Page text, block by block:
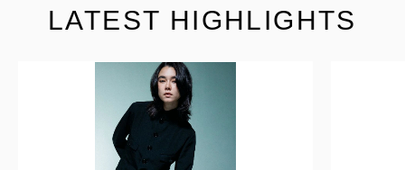
LATEST HIGHLIGHTS